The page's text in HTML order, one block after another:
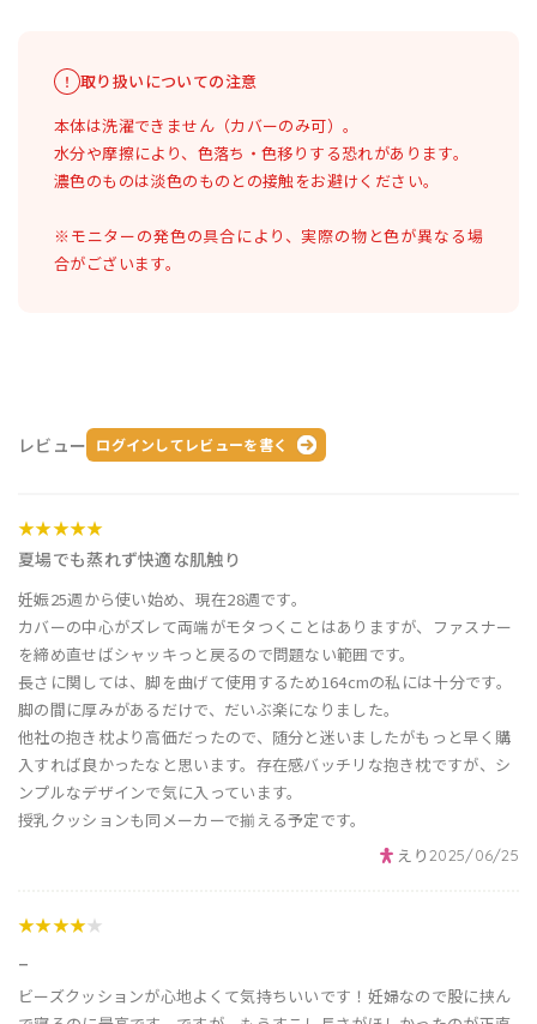
取り扱いについての注意
本体は洗濯できません（カバーのみ可）。
水分や摩擦により、色落ち・色移りする恐れがあります。
濃色のものは淡色のものとの接触をお避けください。
※モニターの発色の具合により、実際の物と色が異なる場
合がございます。
レビュー ログインしてレビューを書く
夏場でも蒸れず快適な肌触り
★★★★★
妊娠25週から使い始め、現在28週です。
カバーの中心がズレて両端がモタつくことはありますが、ファスナー
を締め直せばシャッキっと戻るので問題ない範囲です。
長さに関しては、脚を曲げて使用するため164cmの私には十分です。
脚の間に厚みがあるだけで、だいぶ楽になりました。
他社の抱き枕より高価だったので、随分と迷いましたがもっと早く購
入すれば良かったなと思います。存在感バッチリな抱き枕ですが、シ
ンプルなデザインで気に入っています。
授乳クッションも同メーカーで揃える予定です。
えり2025/06/25
★★★★★
ビーズクッションが心地よくて気持ちいいです！妊婦なので股に挟ん